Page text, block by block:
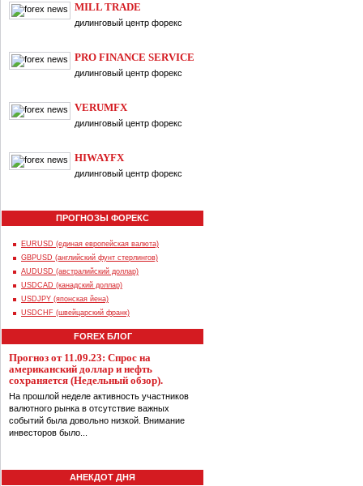
MILL TRADE
дилинговый центр форекс
PRO FINANCE SERVICE
дилинговый центр форекс
VERUMFX
дилинговый центр форекс
HIWAYFX
дилинговый центр форекс
ПРОГНОЗЫ ФОРЕКС
EURUSD (единая европейская валюта)
GBPUSD (английский фунт стерлингов)
AUDUSD (австралийский доллар)
USDCAD (канадский доллар)
USDJPY (японская йена)
USDCHF (швейцарский франк)
FOREX БЛОГ
Прогноз от 11.09.23: Спрос на
американский доллар и нефть
сохраняется (Недельный обзор).
На прошлой неделе активность участников
валютного рынка в отсутствие важных
событий была довольно низкой. Внимание
инвесторов было...
АНЕКДОТ ДНЯ